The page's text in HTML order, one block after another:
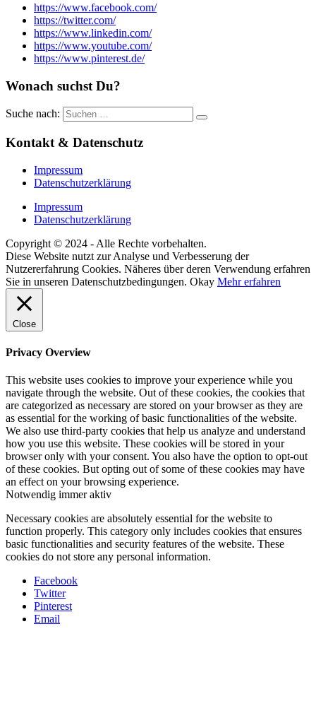
https://www.facebook.com/
https://twitter.com/
https://www.linkedin.com/
https://www.youtube.com/
https://www.pinterest.de/
Wonach suchst Du?
Suche nach:
Kontakt & Datenschutz
Impressum
Datenschutzerklärung
Impressum
Datenschutzerklärung
Copyright © 2024 - Alle Rechte vorbehalten.
Diese Website nutzt zur Analyse und Verbesserung der
Nutzererfahrung Cookies. Näheres über deren Verwendung erfahren
Sie in unseren Datenschutzbedingungen. Okay Mehr erfahren
Close
Privacy Overview
This website uses cookies to improve your experience while you
navigate through the website. Out of these cookies, the cookies that
are categorized as necessary are stored on your browser as they are
as essential for the working of basic functionalities of the website.
We also use third-party cookies that help us analyze and understand
how you use this website. These cookies will be stored in your
browser only with your consent. You also have the option to opt-out
of these cookies. But opting out of some of these cookies may have
an effect on your browsing experience.
Notwendig immer aktiv
Necessary cookies are absolutely essential for the website to
function properly. This category only includes cookies that ensures
basic functionalities and security features of the website. These
cookies do not store any personal information.
Facebook
Twitter
Pinterest
Email